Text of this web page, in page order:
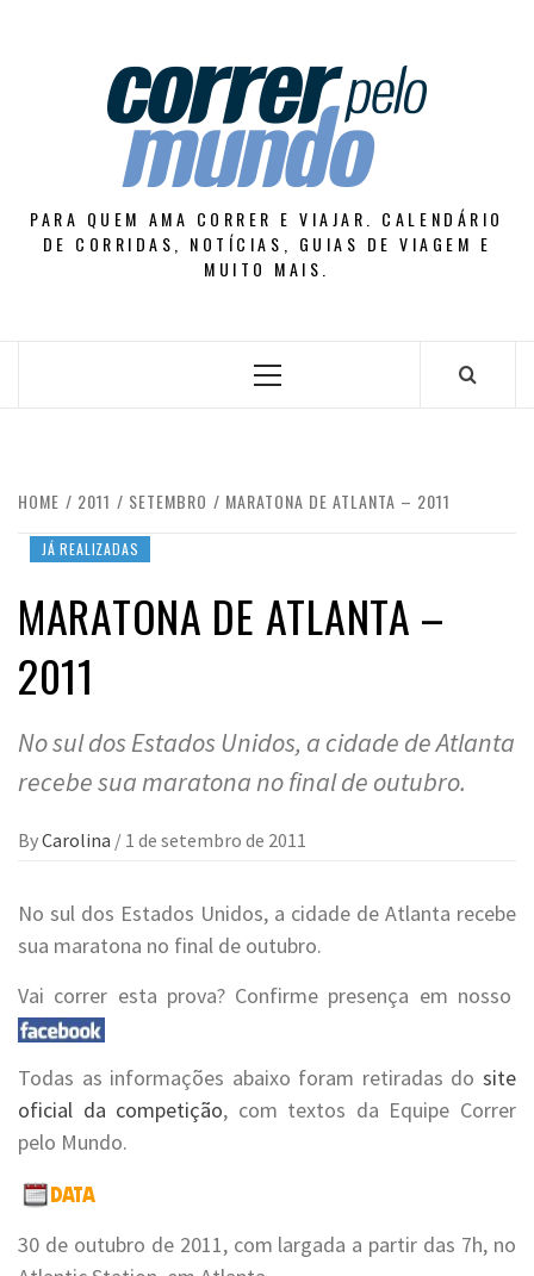
PARA QUEM AMA CORRER E VIAJAR. CALENDÁRIO
DE CORRIDAS, NOTÍCIAS, GUIAS DE VIAGEM E
MUITO MAIS.
Primary
HOME 2011 SETEMBRO MARATONA DE ATLANTA – 2011
JÁ REALIZADAS
MARATONA DE ATLANTA –
2011
No sul dos Estados Unidos, a cidade de Atlanta
recebe sua maratona no final de outubro.
ByCarolina / 1 de setembro de 2011
No sul dos Estados Unidos, a cidade de Atlanta recebe
sua maratona no final de outubro.
Vai correr esta prova? Confirme presença em nosso
Todas as informações abaixo foram retiradas do site
oficial da competição, com textos da Equipe Correr
pelo Mundo.
30 de outubro de 2011, com largada a partir das 7h, no